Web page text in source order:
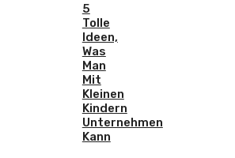
5
Tolle
Ideen,
Was
Man
Mit
Kleinen
Kindern
Unternehmen
Kann